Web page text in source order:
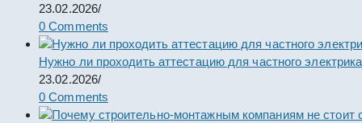
23.02.2026/
0 Comments
Нужно ли проходить аттестацию для частного
23.02.2026/
0 Comments